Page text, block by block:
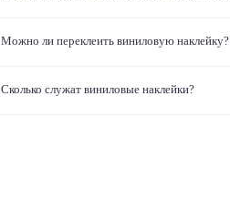
Можно ли переклеить виниловую наклейку?
Сколько служат виниловые наклейки?